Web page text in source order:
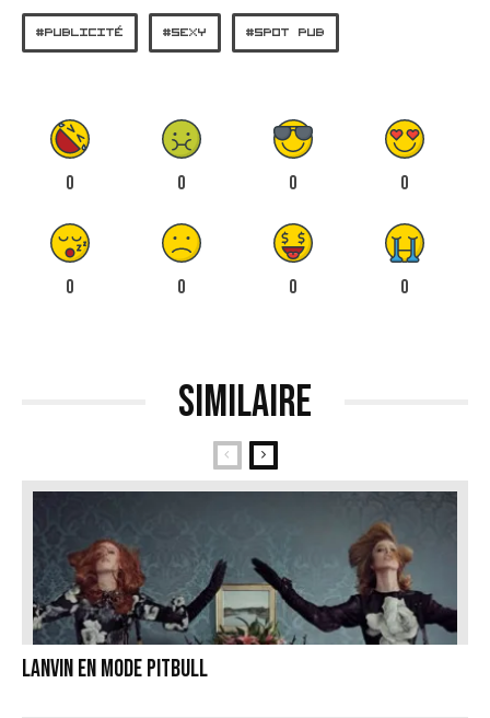
PUBLICITÉ SEXY SPOT PUB
0 0 0 0
0 0 0 0
Similaire
Lanvin en mode Pitbull